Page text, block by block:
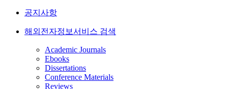
공지사항
해외전자정보서비스 검색
Academic Journals
Ebooks
Dissertations
Conference Materials
Reviews